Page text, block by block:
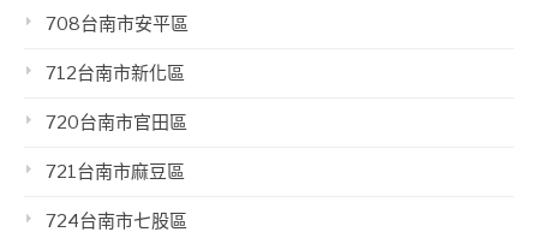
708台南市安平區
712台南市新化區
720台南市官田區
721台南市麻豆區
724台南市七股區